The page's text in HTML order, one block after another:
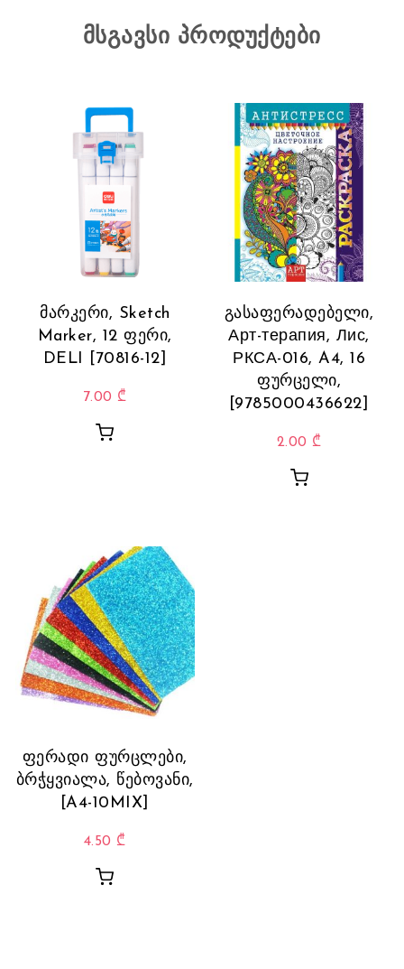
მსგავსი პროდუქტები
მარკერი, Sketch
Marker, 12 ფერი,
DELI [70816-12]
7.00 ₾
გასაფერადებელი,
Арт-терапия, Лис,
РКСА-016, A4, 16
ფურცელი,
[9785000436622]
2.00 ₾
ფერადი ფურცლები,
ბრჭყვიალა, წებოვანი,
[A4-10MIX]
4.50 ₾